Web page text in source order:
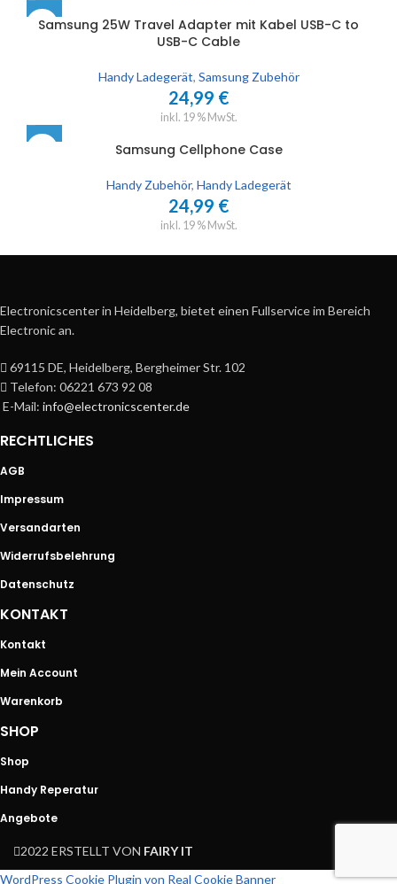
Samsung 25W Travel Adapter mit Kabel USB-C to
USB-C Cable
Handy Ladegerät, Samsung Zubehör
24,99 €
inkl. 19 % MwSt.
Samsung Cellphone Case
Handy Zubehör, Handy Ladegerät
24,99 €
inkl. 19 % MwSt.
Electronicscenter in Heidelberg, bietet einen Fullservice im Bereich
Electronic an.
69115 DE, Heidelberg, Bergheimer Str. 102
Telefon: 06221 673 92 08
E-Mail:info@electronicscenter.de
RECHTLICHES
AGB
Impressum
Versandarten
Widerrufsbelehrung
Datenschutz
KONTAKT
Kontakt
Mein Account
Warenkorb
SHOP
Shop
Handy Reperatur
Angebote
2022 ERSTELLT VON FAIRY IT
WordPress Cookie Plugin von Real Cookie Banner